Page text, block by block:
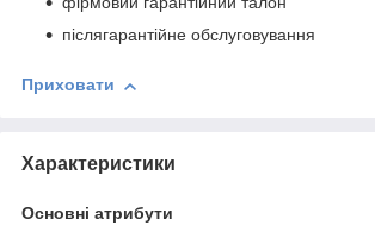
післягарантійне обслуговування
Приховати
Характеристики
Основні атрибути